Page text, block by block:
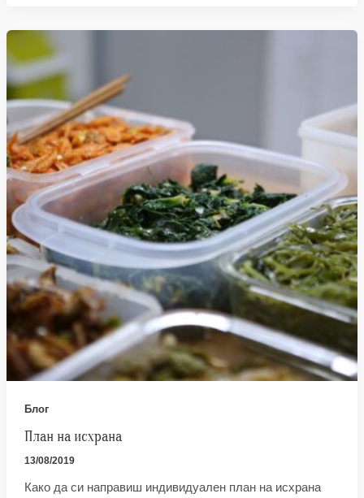
Блог
План на исхрана
13/08/2019
Како да си направиш индивидуален план на исхрана